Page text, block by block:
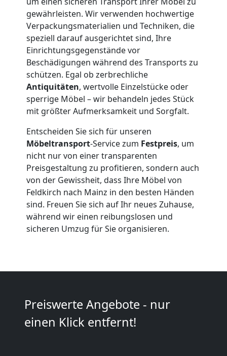
gewährleisten. Wir verwenden hochwertige
Verpackungsmaterialien und Techniken, die
speziell darauf ausgerichtet sind, Ihre
Einrichtungsgegenstände vor
Beschädigungen während des Transports zu
schützen. Egal ob zerbrechliche
Antiquitäten, wertvolle Einzelstücke oder
sperrige Möbel – wir behandeln jedes Stück
mit größter Aufmerksamkeit und Sorgfalt.
Entscheiden Sie sich für unseren
Möbeltransport-Service zum Festpreis, um
nicht nur von einer transparenten
Preisgestaltung zu profitieren, sondern auch
von der Gewissheit, dass Ihre Möbel von
Feldkirch nach Mainz in den besten Händen
sind. Freuen Sie sich auf Ihr neues Zuhause,
während wir einen reibungslosen und
sicheren Umzug für Sie organisieren.
Preiswerte Angebote - nur
einen Klick entfernt!
Lagerung
Feldkirch
Full-
Service-
Umzug
Feldkirch
Qualitäts-
Umzüge
Feldkirch